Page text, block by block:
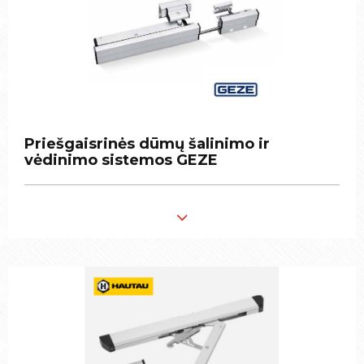
Priešgaisrinės dūmų šalinimo ir
vėdinimo sistemos GEZE
Priešgaisrinės dūmų šalinimo ir
vėdinimo sistemos GEZE